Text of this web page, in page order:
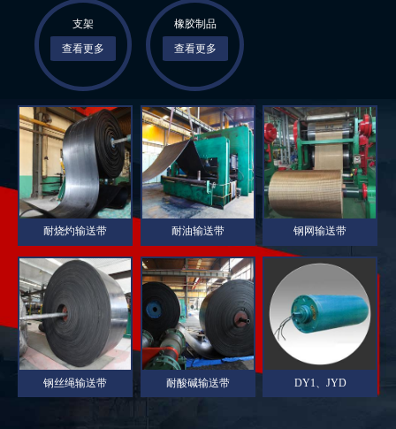
支架
查看更多
橡胶制品
查看更多
耐烧灼输送带 耐油输送带 钢网输送带
钢丝绳输送带 耐酸碱输送带 DY1、JYD